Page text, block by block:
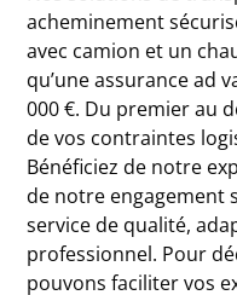
acheminement
avec camion et un
qu’une assurance ad
000 €. Du premier au
de vos contraintes
Bénéficiez de notre
de notre engagement
service de qualité,
professionnel. Pour
pouvons faciliter vos